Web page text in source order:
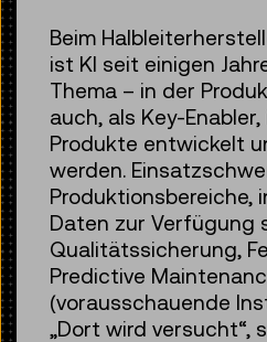
Beim
ist KI seit einigen
Thema – in der
auch, als Key-
Produkte entwickelt
werden.
Produktionsbereiche,
Daten zur Verfügung
Qualitätssicherung,
Predictive
(vorausschauende
„Dort wird versucht“,